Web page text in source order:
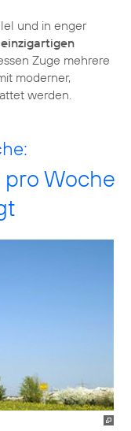
und in enger
Zuge mehrere
moderner,
werden.
Woche